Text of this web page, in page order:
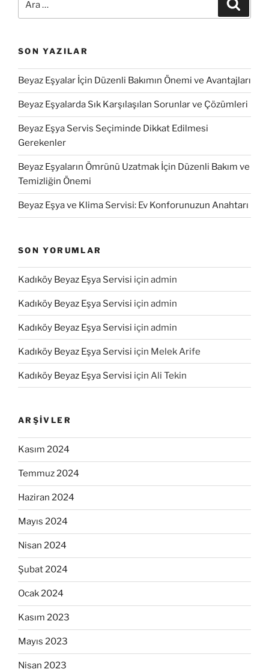
SON YAZILAR
Beyaz Eşyalar İçin Düzenli Bakımın Önemi ve Avantajları
Beyaz Eşyalarda Sık Karşılaşılan Sorunlar ve Çözümleri
Beyaz Eşya Servis Seçiminde Dikkat Edilmesi
Gerekenler
Beyaz Eşyaların Ömrünü Uzatmak İçin Düzenli Bakım ve
Temizliğin Önemi
Beyaz Eşya ve Klima Servisi: Ev Konforunuzun Anahtarı
SON YORUMLAR
Kadıköy Beyaz Eşya Servisi için admin
Kadıköy Beyaz Eşya Servisi için admin
Kadıköy Beyaz Eşya Servisi için admin
Kadıköy Beyaz Eşya Servisi için Melek Arife
Kadıköy Beyaz Eşya Servisi için Ali Tekin
ARŞIVLER
Kasım 2024
Temmuz 2024
Haziran 2024
Mayıs 2024
Nisan 2024
Şubat 2024
Ocak 2024
Kasım 2023
Mayıs 2023
Nisan 2023